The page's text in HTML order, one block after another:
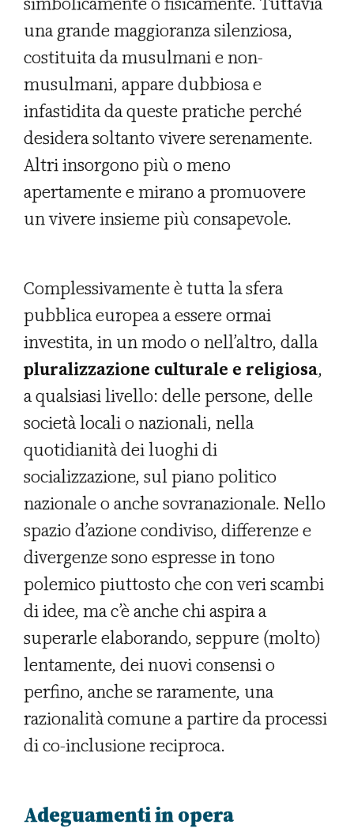
una grande maggioranza silenziosa,
costituita da musulmani e non-
musulmani, appare dubbiosa e
infastidita da queste pratiche perché
desidera soltanto vivere serenamente.
Altri insorgono più o meno
apertamente e mirano a promuovere
un vivere insieme più consapevole.
Complessivamente è tutta la sfera
pubblica europea a essere ormai
investita, in un modo o nell’altro, dalla
pluralizzazione culturale e religiosa,
a qualsiasi livello: delle persone, delle
società locali o nazionali, nella
quotidianità dei luoghi di
socializzazione, sul piano politico
nazionale o anche sovranazionale. Nello
spazio d’azione condiviso, differenze e
divergenze sono espresse in tono
polemico piuttosto che con veri scambi
di idee, ma c’è anche chi aspira a
superarle elaborando, seppure (molto)
lentamente, dei nuovi consensi o
perfino, anche se raramente, una
razionalità comune a partire da processi
di co-inclusione reciproca.
Adeguamenti in opera